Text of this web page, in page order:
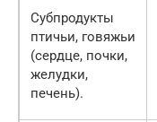
Субпродукты
птичьи, говяжьи
(сердце, почки,
желудки,
печень).